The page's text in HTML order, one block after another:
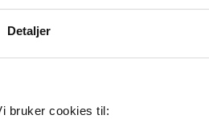
Detaljer
bruker cookies til: